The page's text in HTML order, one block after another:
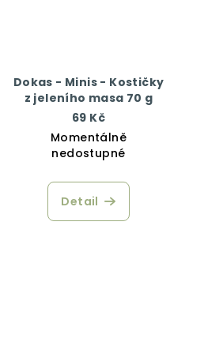
Dokas - Minis - Kostičky
z jeleního masa 70 g
69 Kč
Momentálně
nedostupné
Detail